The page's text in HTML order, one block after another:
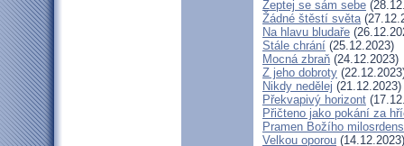
Zeptej se sám sebe
Žádné štěstí světa
Na hlavu bludaře
Stále chrání (25.12.2023)
Mocná zbraň (24.12.2023)
Z jeho dobroty
Nikdy nedělej (21.12.2023)
Překvapivý horizont
Přičteno jako pokání za
Pramen Božího
Velkou oporou (14.12.2023)